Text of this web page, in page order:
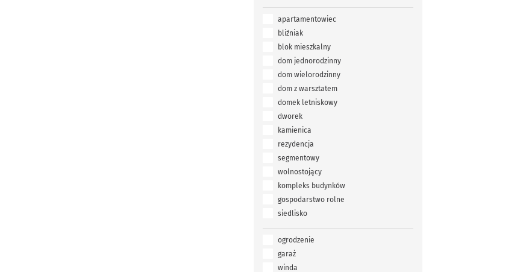
apartamentowiec
bliźniak
blok mieszkalny
dom jednorodzinny
dom wielorodzinny
dom z warsztatem
domek letniskowy
dworek
kamienica
rezydencja
segmentowy
wolnostojący
kompleks budynków
gospodarstwo rolne
siedlisko
ogrodzenie
garaż
winda